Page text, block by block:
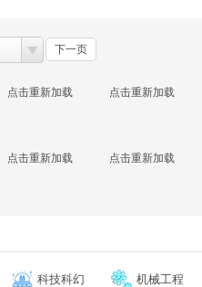
下一页
点击重新加载 点击重新加载
点击重新加载 点击重新加载
科技科幻 机械工程